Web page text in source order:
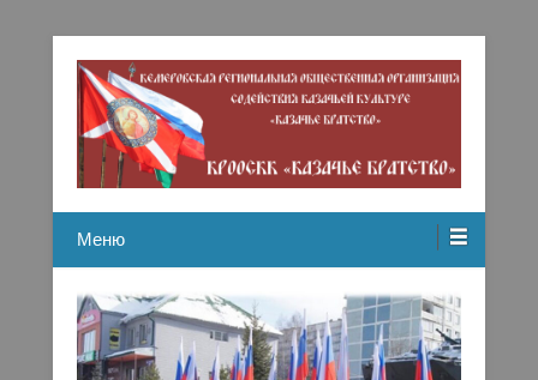
Казачье братство
Меню